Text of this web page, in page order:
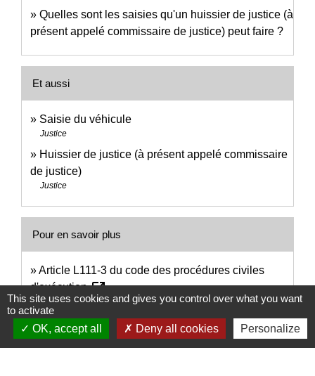
Quelles sont les saisies qu'un huissier de justice (à
présent appelé commissaire de justice) peut faire ?
Et aussi
Saisie du véhicule
Justice
Huissier de justice (à présent appelé commissaire
de justice)
Justice
Pour en savoir plus
Article L111-3 du code des procédures civiles
d'exécutionopen_in_new
Legifrance
Article 314-6 du code pénalopen_in_new
Legifrance
This site uses cookies and gives you control over what you want
to activate
OK, accept all
Deny all cookies Personalize